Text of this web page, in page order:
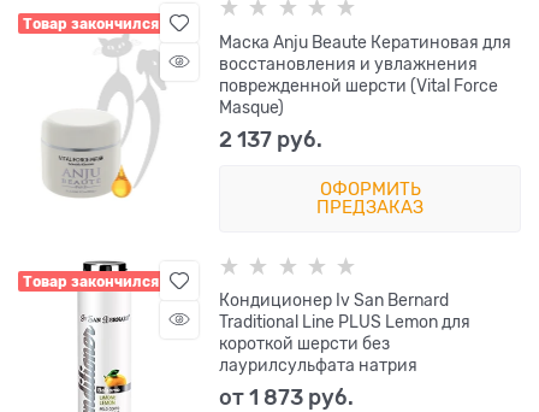
Товар закончился
Маска Anju Beaute Кератиновая для
восстановления и увлажнения
поврежденной шерсти (Vital Force
Masque)
2 137 руб.
ОФОРМИТЬ
ПРЕДЗАКАЗ
Товар закончился
Кондиционер Iv San Bernard
Traditional Line PLUS Lemon для
короткой шерсти без
лаурилсульфата натрия
от1 873 руб.